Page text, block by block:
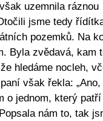
uzemnila ráznou
jsme tedy
pozemků. Na
Byla zvědavá, kam
hledáme nocleh,
však řekla: „Ano,
o jednom, který patří
nám to, tak